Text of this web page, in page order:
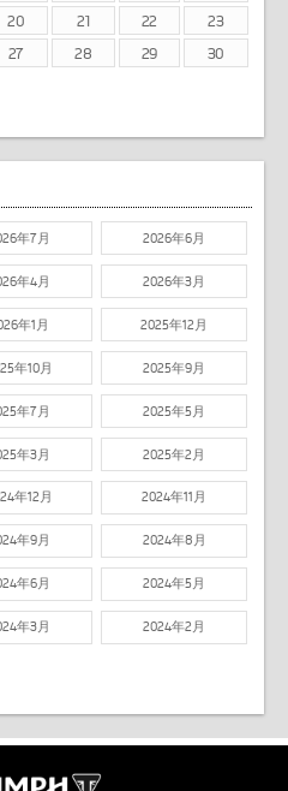
20 21 22
23
27 28 29
30
年7月 2026年6月
年4月 2026年3月
年1月 2025年12月
年10月 2025年9月
年7月 2025年5月
年3月 2025年2月
年12月 2024年11月
年9月 2024年8月
年6月 2024年5月
年3月 2024年2月